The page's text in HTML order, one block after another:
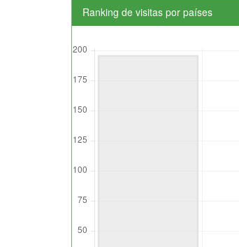
Ranking de visitas por países